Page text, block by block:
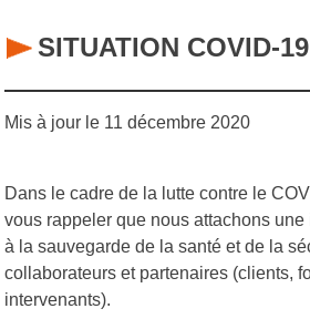
SITUATION COVID-19
Mis à jour le 11 décembre 2020
Dans le cadre de la lutte contre le
vous rappeler que nous attachons
à la sauvegarde de la santé et de la
collaborateurs et partenaires (clients,
intervenants).